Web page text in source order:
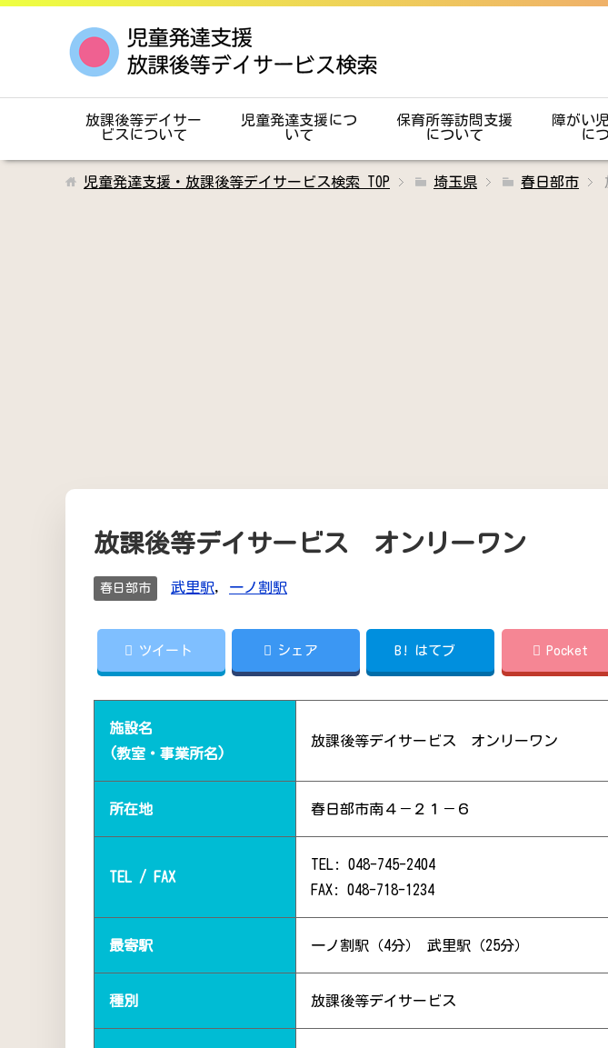
放課後等デイサー
ビスについて
児童発達支援につ
いて
保育所等訪問支援
について
障がい
に
児童発達支援・放課後等デイサービス検索 TOP 埼玉県 春日部市
放課後等デイサービス オンリーワン
春日部市 武里駅, 一ノ割駅
ツイート シェア B! はてブ Pocket
施設名
(教室・事業所名)
放課後等デイサービス オンリーワン
所在地 春日部市南４－２１－６
TEL / FAX
TEL: 048-745-2404
FAX: 048-718-1234
最寄駅 一ノ割駅（4分） 武里駅（25分）
種別 放課後等デイサービス